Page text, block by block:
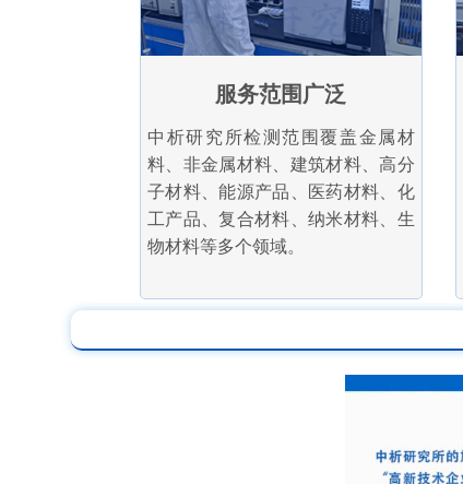
服务范围广泛
中析研究所检测范围覆盖金属材
料、非金属材料、建筑材料、高分
子材料、能源产品、医药材料、化
工产品、复合材料、纳米材料、生
物材料等多个领域。